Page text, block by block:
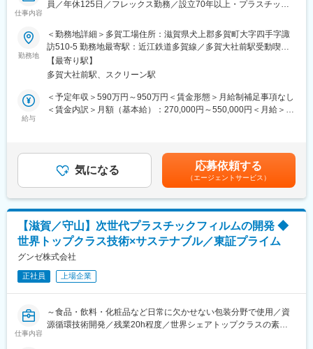
装置など
■働き方の特徴：
・残業月10～15時間程度
・フレックスタイム制ですが、基本は8:30-17:00を標準的な勤務
時間として就業中
係工場との連携会議も定期開催。
・学会参加や研修での出張は都度あり。
実際に粉を扱い汚れながら実験することもありますが、ムラタの
モノづくりを体感しながら取り組んでいただけます。
良い電子部品は良い材料から作り出されます。良い材料は良い材
料を作りたいと思う人から作り出されます。
ムラタの品質を源流から担う重要な仕事で、やりがいをもって取
り組んでいただけます。
変更の範囲：会社の定める業務
仕事内容
員／年休125日／フレックス勤務／設立70年以上・プラスチック
平均年収870万・平均勤続年数15.2年】
■業務内容：ご本人の経験に応じて、下記業務をお任せいたしま
す。
○新製品開発
・当社研究所や各メーカー様と連携し、顧客要望に合わせた離型
フィルム設計を検討
再現するための量産検討
・安定的生産条件確立後、製造への製品移管
・顧客からの新しい要望やニーズの変化があれば、それに応える
ために改良実施
※顧客先は基板、半導体メーカーが主となります。
※1人あたり数テーマ担当・3～4名のチームで1製品群を担当頂き
ます。
■製品について：
スマートフォンをはじめとした電子製品内部に使用される部品製
造工程用のフィルムになります。様々なデバイス内部の回路基板
（フレキシブルプリント基板など）を製造する工程に用いられて
勤務地
＜勤務地詳細＞多賀工場住所：滋賀県犬上郡多賀町大字四手字諏
訪510-5 勤務地最寄駅：近江鉄道多賀線／多賀大社前駅受動喫煙
対策：屋内全面禁煙変更の範囲：会社の定める事業所（リモート
ワーク含む）
【最寄り駅】
多賀大社前駅、スクリーン駅
給与
＜予定年収＞590万円～950万円＜賃金形態＞月給制補足事項なし
＜賃金内訳＞月額（基本給）：270,000円～550,000円＜月給＞
除く）に対する手当支給はありません。賃金はあくまでも目安の
金額であり、選考を通じて上下する可能性があります。月給(月額)
は固定手当を含めた表記です。
気になる 応募依頼する
（エージェントサービス）
【滋賀／守山】次世代プラスチックフィルムの開発 ◆
世界トップクラス技術×サステナブル／東証プライム
グンゼ株式会社
正社員 上場企業
仕事内容
～食品・飲料・化粧品など日常に欠かせない包装分野で使用／資
源循環技術開発／残業20h程度／世界シェアトップクラスの素材